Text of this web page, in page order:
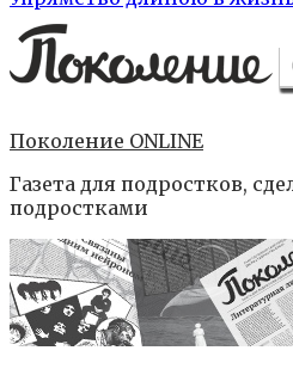
Поколение ONLINE
Газета для подростков,
подростками